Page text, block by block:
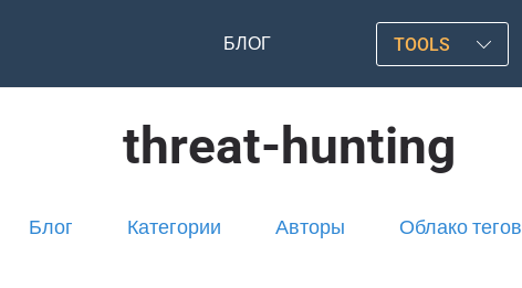
БЛОГ TOOLS
threat-hunting
Блог Категории Авторы Облако тегов